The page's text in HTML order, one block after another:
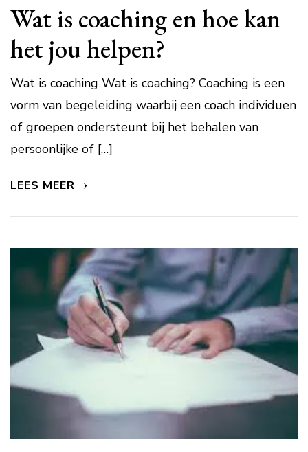
Wat is coaching en hoe kan
het jou helpen?
Wat is coaching Wat is coaching? Coaching is een
vorm van begeleiding waarbij een coach individuen
of groepen ondersteunt bij het behalen van
persoonlijke of […]
LEES MEER